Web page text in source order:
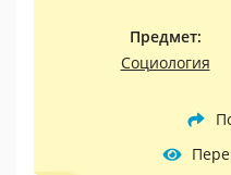
Предмет:
Социология